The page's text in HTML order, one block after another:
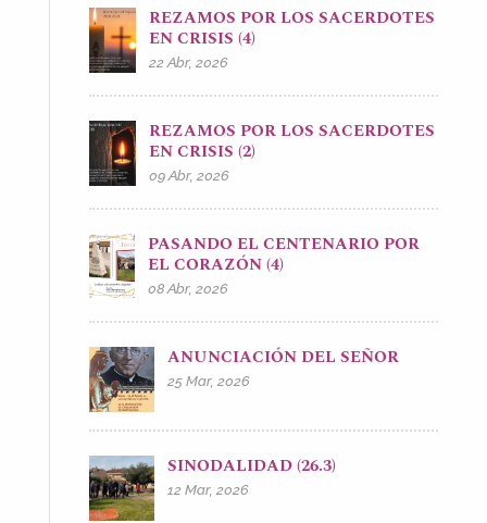
REZAMOS POR LOS SACERDOTES
EN CRISIS (4)
22 Abr, 2026
REZAMOS POR LOS SACERDOTES
EN CRISIS (2)
09 Abr, 2026
PASANDO EL CENTENARIO POR
EL CORAZÓN (4)
08 Abr, 2026
ANUNCIACIÓN DEL SEÑOR
25 Mar, 2026
SINODALIDAD (26.3)
12 Mar, 2026